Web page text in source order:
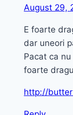
August 29,
E foarte
dar uneori
Pacat ca
foarte
http://